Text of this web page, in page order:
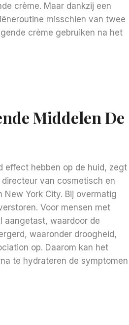
crème. Maar dankzij een
misschien van twee
crème gebruiken na het
Middelen De
effect hebben op de huid, zegt
van cosmetisch en
York City. Bij overmatig
Voor mensen met
aangetast, waardoor de
waaronder droogheid,
op. Daarom kan het
te hydrateren de symptomen